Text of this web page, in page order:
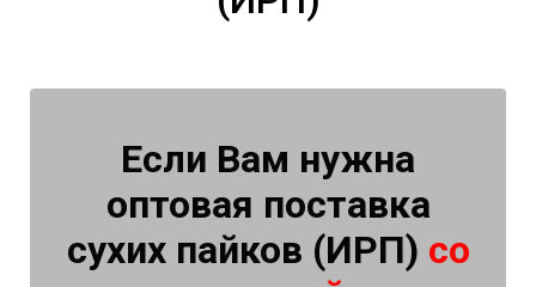
Если Вам нужна
оптовая поставка
сухих пайков (ИРП) со